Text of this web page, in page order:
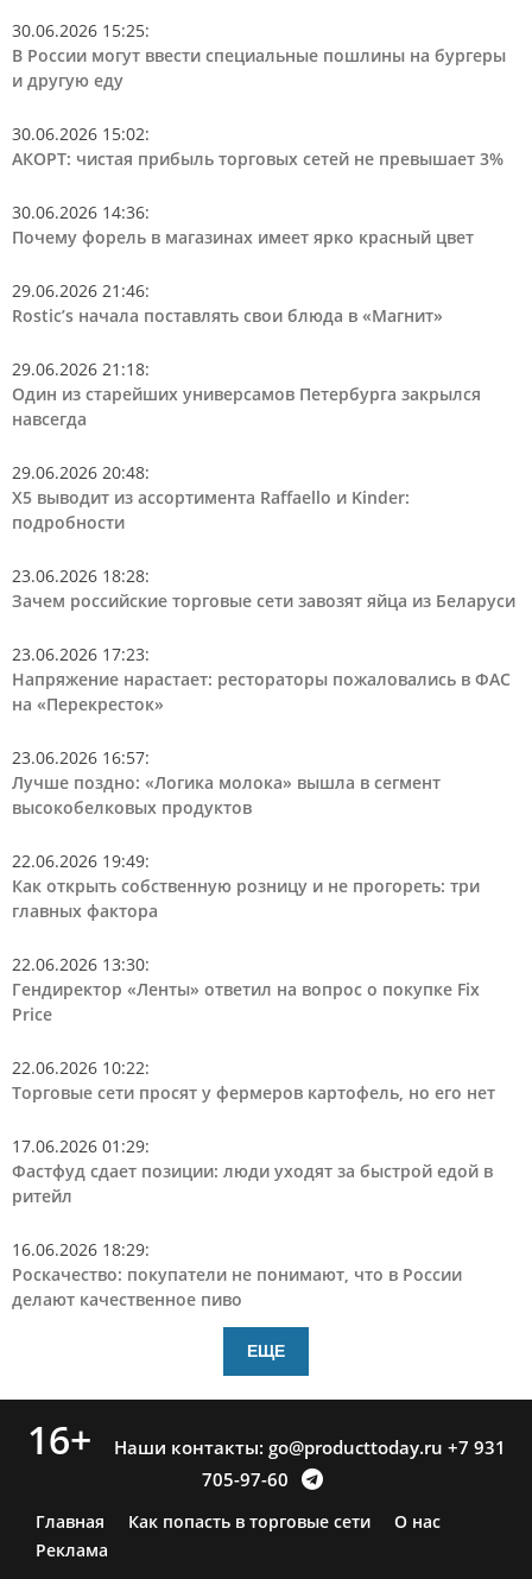
30.06.2026 15:25:
В России могут ввести специальные пошлины на бургеры
и другую еду
30.06.2026 15:02:
АКОРТ: чистая прибыль торговых сетей не превышает 3%
30.06.2026 14:36:
Почему форель в магазинах имеет ярко красный цвет
29.06.2026 21:46:
Rostic’s начала поставлять свои блюда в «Магнит»
29.06.2026 21:18:
Один из старейших универсамов Петербурга закрылся
навсегда
29.06.2026 20:48:
Х5 выводит из ассортимента Raffaello и Kinder:
подробности
23.06.2026 18:28:
Зачем российские торговые сети завозят яйца из Беларуси
23.06.2026 17:23:
Напряжение нарастает: рестораторы пожаловались в ФАС
на «Перекресток»
23.06.2026 16:57:
Лучше поздно: «Логика молока» вышла в сегмент
высокобелковых продуктов
22.06.2026 19:49:
Как открыть собственную розницу и не прогореть: три
главных фактора
22.06.2026 13:30:
Гендиректор «Ленты» ответил на вопрос о покупке Fix
Price
22.06.2026 10:22:
Торговые сети просят у фермеров картофель, но его нет
17.06.2026 01:29:
Фастфуд сдает позиции: люди уходят за быстрой едой в
ритейл
16.06.2026 18:29:
Роскачество: покупатели не понимают, что в России
делают качественное пиво
ЕЩЕ
16+ Наши контакты: go@producttoday.ru +7 931
705-97-60
Главная Как попасть в торговые сети
О нас
Реклама